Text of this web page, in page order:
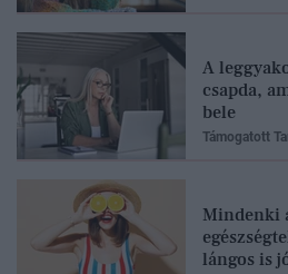
A
csapda,
bele
Támogatott
Mindenki
lángos is